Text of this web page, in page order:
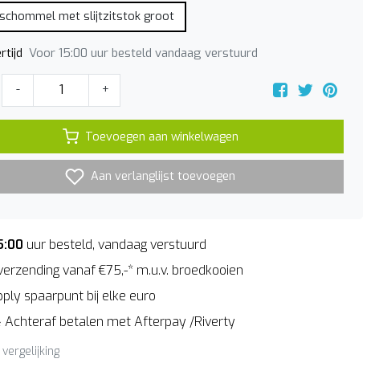
met slijtzitstok groot
Voor 15:00 uur besteld vandaag verstuurd
- +
Toevoegen aan winkelwagen
Aan verlanglijst toevoegen
uur besteld, vandaag verstuurd
vanaf €75,-* m.u.v. broedkooien
spaarpunt bij elke euro
Achteraf betalen met Afterpay /Riverty